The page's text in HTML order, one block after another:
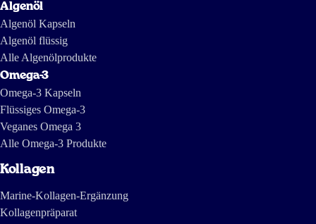
Algenöl
Algenöl Kapseln
Algenöl flüssig
Alle Algenölprodukte
Omega-3
Omega-3 Kapseln
Flüssiges Omega-3
Veganes Omega 3
Alle Omega-3 Produkte
Kollagen
Marine-Kollagen-Ergänzung
Kollagenpräparat